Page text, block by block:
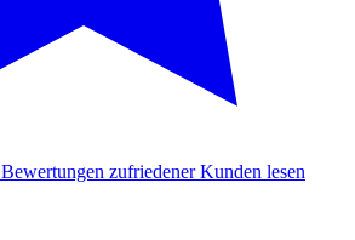
Bewertungen zufriedener Kunden lesen